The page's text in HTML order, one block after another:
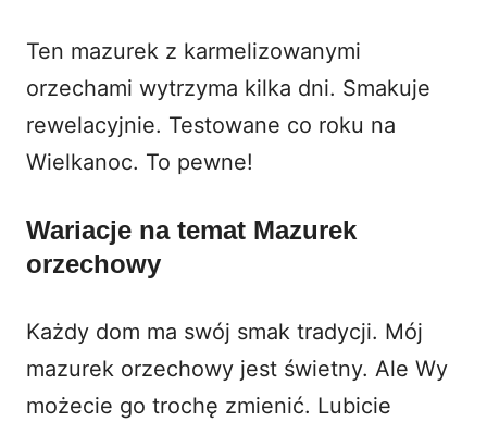
Ten mazurek z karmelizowanymi
orzechami wytrzyma kilka dni. Smakuje
rewelacyjnie. Testowane co roku na
Wielkanoc. To pewne!
Wariacje na temat Mazurek
orzechowy
Każdy dom ma swój smak tradycji. Mój
mazurek orzechowy jest świetny. Ale Wy
możecie go trochę zmienić. Lubicie